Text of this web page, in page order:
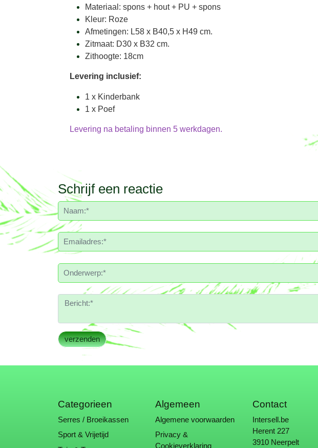
Materiaal: spons + hout + PU + spons
Kleur: Roze
Afmetingen: L58 x B40,5 x H49 cm.
Zitmaat: D30 x B32 cm.
Zithoogte: 18cm
Levering inclusief:
1 x Kinderbank
1 x Poef
Levering na betaling binnen 5 werkdagen.
Schrijf een reactie
Categorieen
Serres / Broeikassen
Sport & Vrijetijd
Algemeen
Algemene voorwaarden
Privacy &
Cookieverklaring
Contact
Intersell.be
Herent 227
3910 Neerpelt